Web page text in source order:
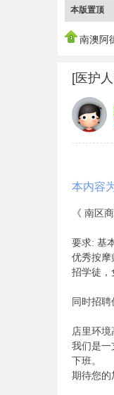
本版置顶
南澳阿
[医护
本内容
《 南区
要求: 基
优秀按摩
招学徒，
同时招聘
店里环境
我们是一
下班。
期待您的